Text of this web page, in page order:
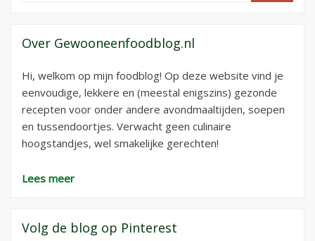
Over Gewooneenfoodblog.nl
Hi, welkom op mijn foodblog! Op deze website vind je
eenvoudige, lekkere en (meestal enigszins) gezonde
recepten voor onder andere avondmaaltijden, soepen
en tussendoortjes. Verwacht geen culinaire
hoogstandjes, wel smakelijke gerechten!
Lees meer
Volg de blog op Pinterest